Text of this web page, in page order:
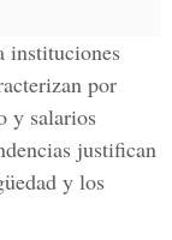
instituciones
por
y salarios
justifican
y los